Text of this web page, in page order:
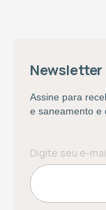
Newsletter
Assine para
e saneamento e